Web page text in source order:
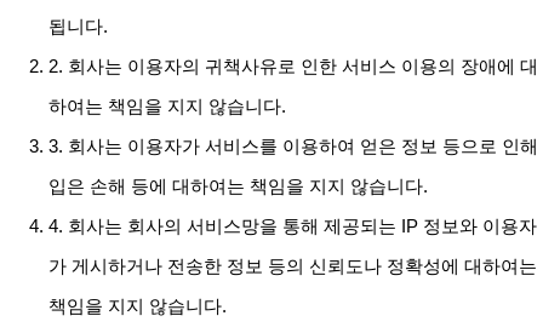
됩니다.
2. 회사는 이용자의 귀책사유로 인한 서비스 이용의 장애에 대
하여는 책임을 지지 않습니다.
3. 회사는 이용자가 서비스를 이용하여 얻은 정보 등으로 인해
입은 손해 등에 대하여는 책임을 지지 않습니다.
4. 회사는 회사의 서비스망을 통해 제공되는 IP 정보와 이용자
가 게시하거나 전송한 정보 등의 신뢰도나 정확성에 대하여는
책임을 지지 않습니다.